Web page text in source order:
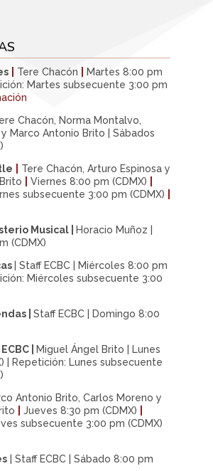
Tere Chacón
Martes 8:00 pm
Martes subsecuente 3:00 pm
Chacón, Norma Montalvo,
Marco Antonio Brito | Sábados
Tere Chacón, Arturo Espinosa y
Viernes 8:00 pm (CDMX)
subsecuente 3:00 pm (CDMX)
Musical | Horacio Muñoz |
(CDMX)
| Staff ECBC | Miércoles 8:00 pm
Miércoles subsecuente 3:00
Staff ECBC | Domingo 8:00
Miguel Ángel Brito | Lunes
| Repetición: Lunes subsecuente
Antonio Brito, Carlos Moreno y
Jueves 8:30 pm (CDMX)
subsecuente 3:00 pm (CDMX)
| Staff ECBC | Sábado 8:00 pm